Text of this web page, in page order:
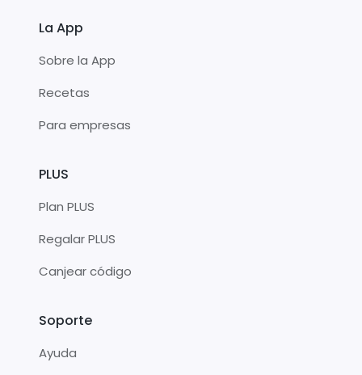
La App
Sobre la App
Recetas
Para empresas
PLUS
Plan PLUS
Regalar PLUS
Canjear código
Soporte
Ayuda